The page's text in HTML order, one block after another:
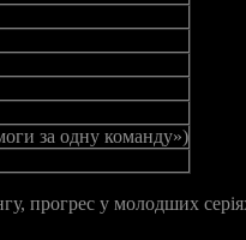
за одну команду»)
прогрес у молодших